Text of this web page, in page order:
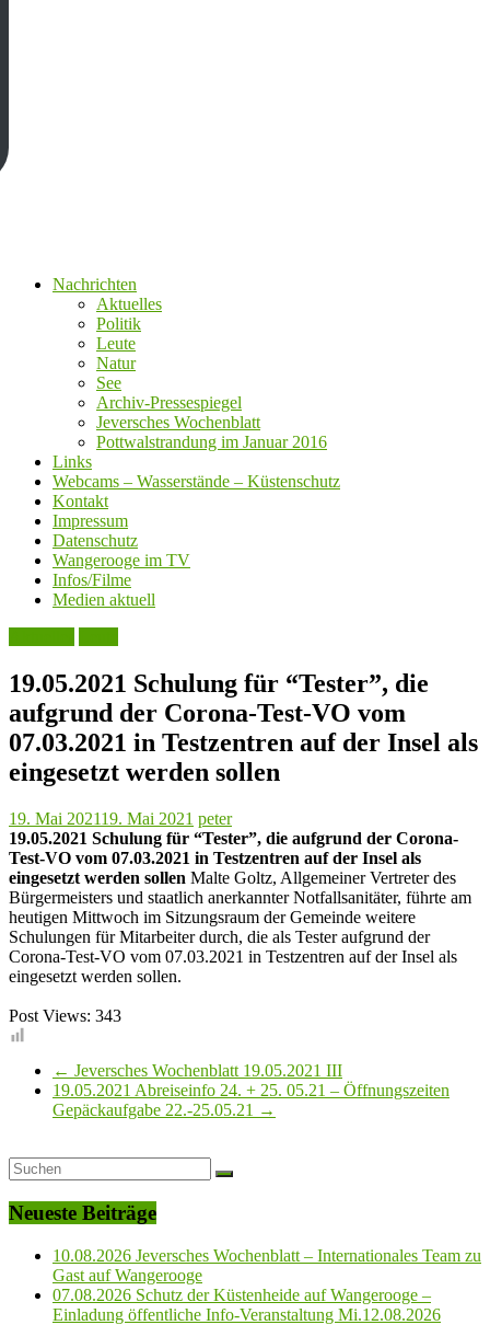
Nachrichten
Aktuelles
Politik
Leute
Natur
See
Archiv-Pressespiegel
Jeversches Wochenblatt
Pottwalstrandung im Januar 2016
Links
Webcams – Wasserstände – Küstenschutz
Kontakt
Impressum
Datenschutz
Wangerooge im TV
Infos/Filme
Medien aktuell
19.05.2021 Schulung für “Tester”, die
aufgrund der Corona-Test-VO vom
07.03.2021 in Testzentren auf der Insel als
eingesetzt werden sollen
19. Mai 202119. Mai 2021 peter
19.05.2021 Schulung für “Tester”, die aufgrund der Corona-
Test-VO vom 07.03.2021 in Testzentren auf der Insel als
eingesetzt werden sollen Malte Goltz, Allgemeiner Vertreter des
Bürgermeisters und staatlich anerkannter Notfallsanitäter, führte am
heutigen Mittwoch im Sitzungsraum der Gemeinde weitere
Schulungen für Mitarbeiter durch, die als Tester aufgrund der
Corona-Test-VO vom 07.03.2021 in Testzentren auf der Insel als
eingesetzt werden sollen.
Post Views: 343
← Jeversches Wochenblatt 19.05.2021 III
19.05.2021 Abreiseinfo 24. + 25. 05.21 – Öffnungszeiten
Gepäckaufgabe 22.-25.05.21 →
Neueste Beiträge
10.08.2026 Jeversches Wochenblatt – Internationales Team zu
Gast auf Wangerooge
07.08.2026 Schutz der Küstenheide auf Wangerooge –
Einladung öffentliche Info-Veranstaltung Mi.12.08.2026